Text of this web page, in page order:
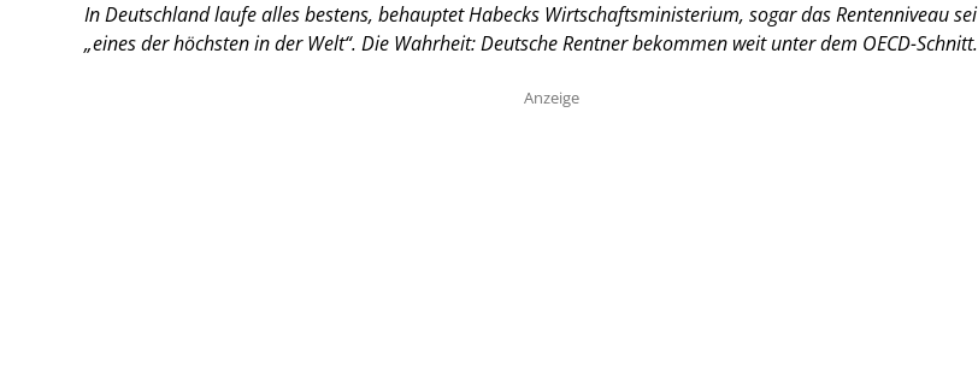
In Deutschland laufe alles bestens, behauptet Habecks Wirtschaftsministerium, sogar das Rentenniveau sei
„eines der höchsten in der Welt“. Die Wahrheit: Deutsche Rentner bekommen weit unter dem OECD-Schnitt.
Anzeige